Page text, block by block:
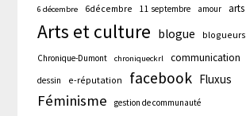
6 décembre 6décembre 11 septembre amour arts
Arts et culture blogue blogueurs
Chronique-Dumont chroniqueckrl communication
dessin e-réputation facebook Fluxus
Féminisme gestion de communauté